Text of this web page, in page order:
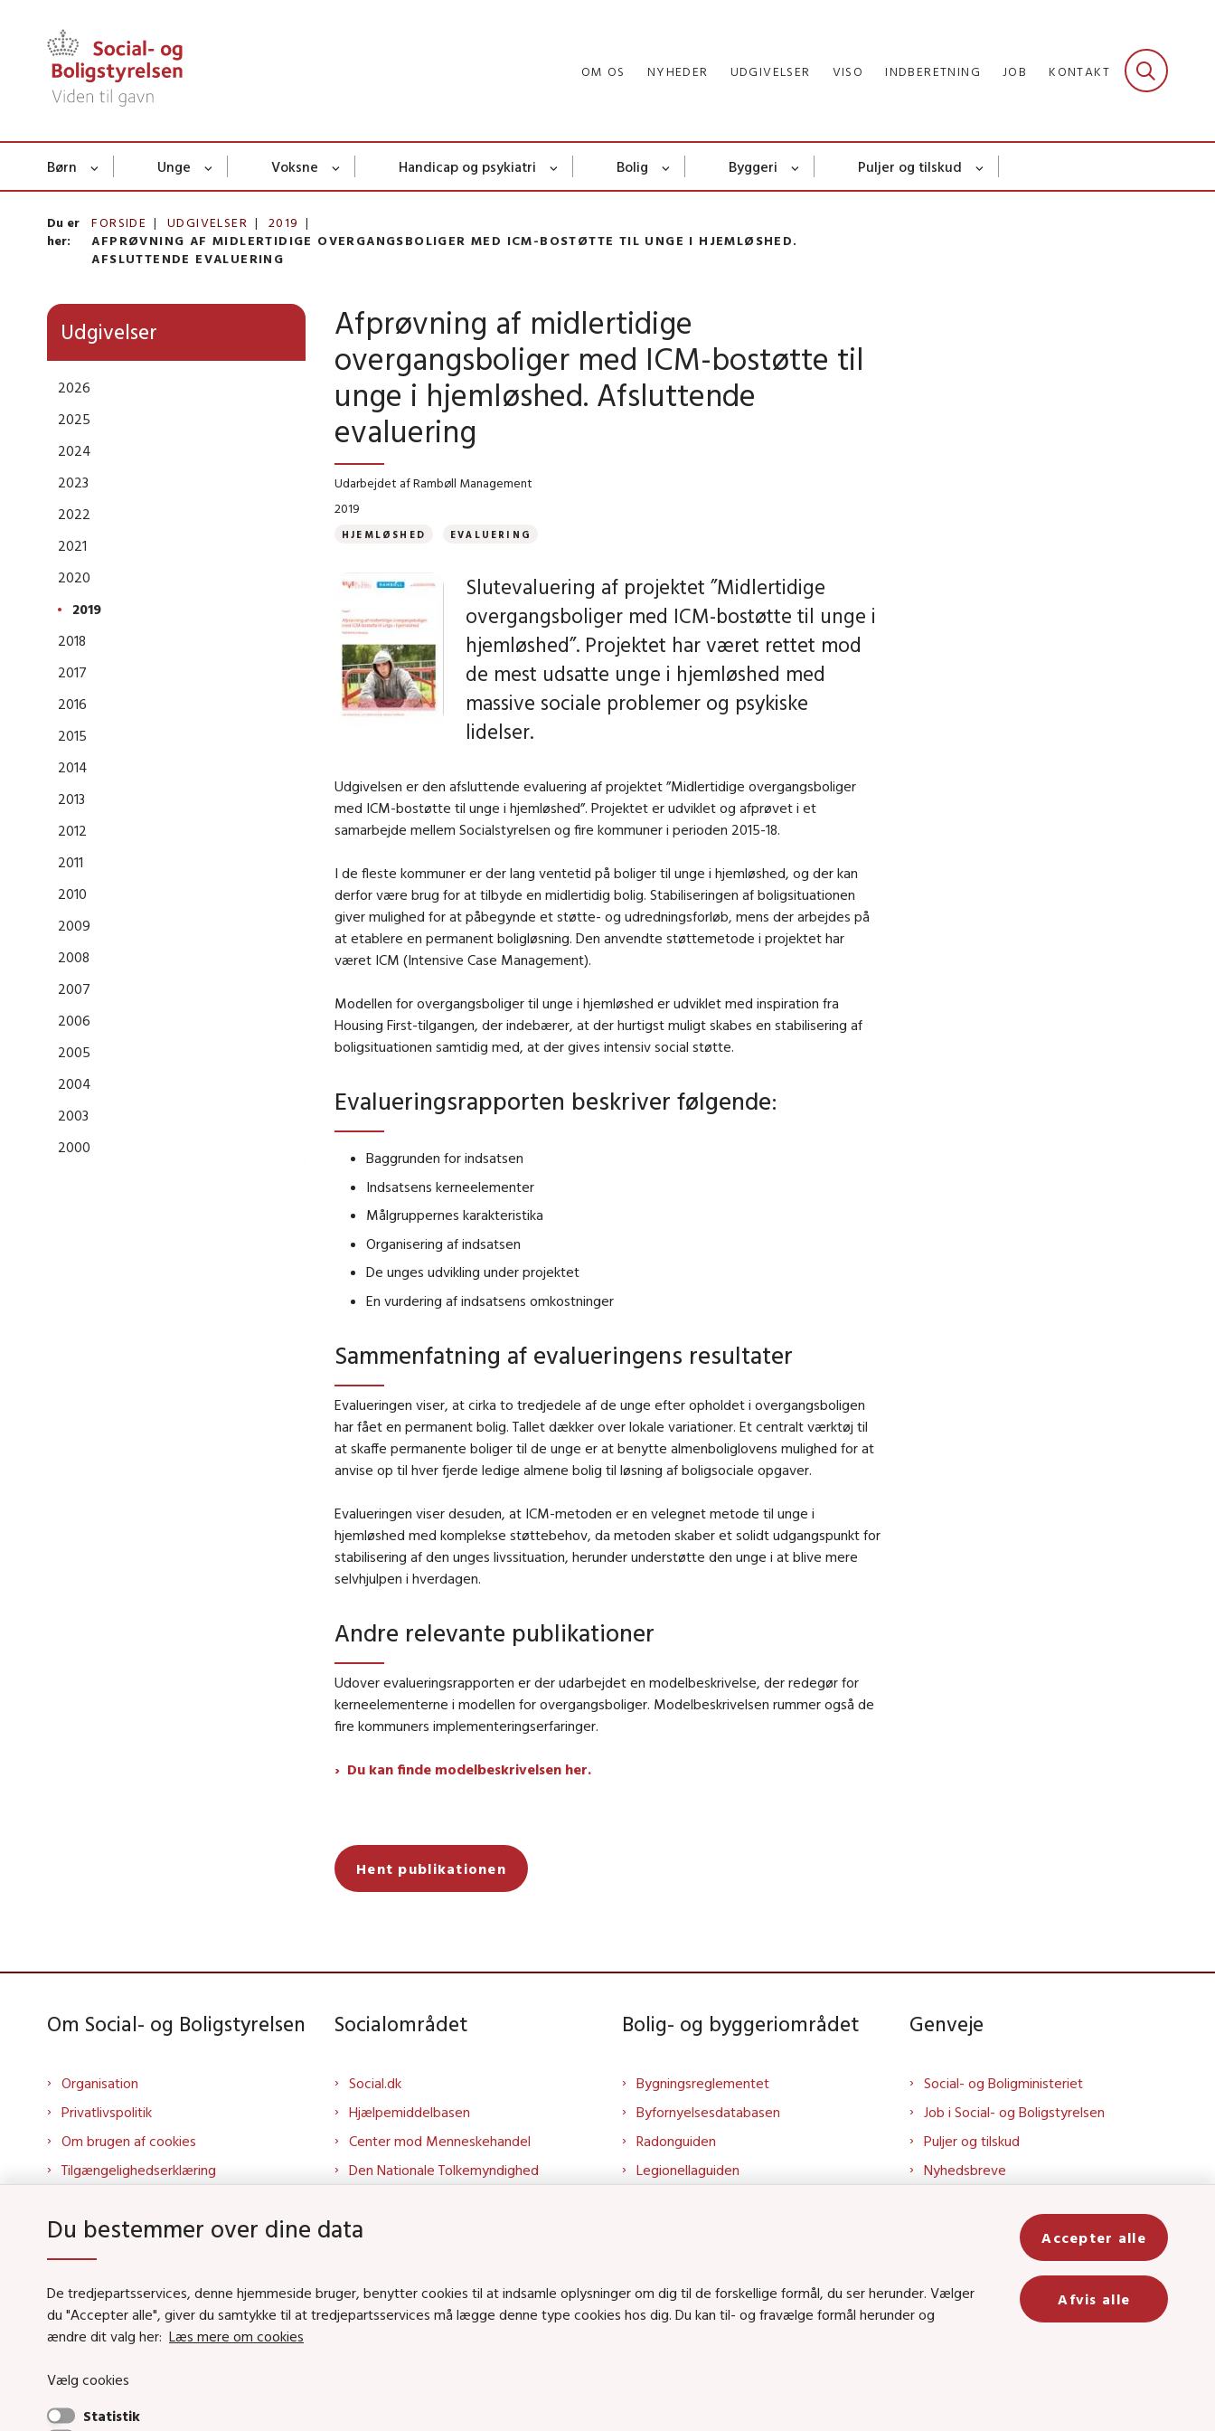
OM OS NYHEDER UDGIVELSER VISO INDBERETNING JOB KONTAKT
Børn Unge Voksne Handicap og psykiatri Bolig Byggeri Puljer og tilskud
Du er
her:
FORSIDE UDGIVELSER
2019
AFPRØVNING AF MIDLERTIDIGE OVERGANGSBOLIGER MED ICM-BOSTØTTE TIL UNGE I HJEMLØSHED.
AFSLUTTENDE EVALUERING
Udgivelser
2026
2025
2024
2023
2022
2021
2020
2019
2018
2017
2016
2015
2014
2013
2012
2011
2010
2009
2008
2007
2006
2005
2004
2003
2000
Afprøvning af midlertidige
overgangsboliger med ICM-bostøtte til
unge i hjemløshed. Afsluttende
evaluering
Udarbejdet af Rambøll Management
2019
HJEMLØSHED EVALUERING
Slutevaluering af projektet ”Midlertidige
overgangsboliger med ICM-bostøtte til unge i
hjemløshed”. Projektet har været rettet mod
de mest udsatte unge i hjemløshed med
massive sociale problemer og psykiske
lidelser.
Udgivelsen er den afsluttende evaluering af projektet ”Midlertidige overgangsboliger
med ICM-bostøtte til unge i hjemløshed”. Projektet er udviklet og afprøvet i et
samarbejde mellem Socialstyrelsen og fire kommuner i perioden 2015-18.
I de fleste kommuner er der lang ventetid på boliger til unge i hjemløshed, og der kan
derfor være brug for at tilbyde en midlertidig bolig. Stabiliseringen af boligsituationen
giver mulighed for at påbegynde et støtte- og udredningsforløb, mens der arbejdes på
at etablere en permanent boligløsning. Den anvendte støttemetode i projektet har
været ICM (Intensive Case Management).
Modellen for overgangsboliger til unge i hjemløshed er udviklet med inspiration fra
Housing First-tilgangen, der indebærer, at der hurtigst muligt skabes en stabilisering af
boligsituationen samtidig med, at der gives intensiv social støtte.
Evalueringsrapporten beskriver følgende:
Baggrunden for indsatsen
Indsatsens kerneelementer
Målgruppernes karakteristika
Organisering af indsatsen
De unges udvikling under projektet
En vurdering af indsatsens omkostninger
Sammenfatning af evalueringens resultater
Evalueringen viser, at cirka to tredjedele af de unge efter opholdet i overgangsboligen
har fået en permanent bolig. Tallet dækker over lokale variationer. Et centralt værktøj til
at skaffe permanente boliger til de unge er at benytte almenboliglovens mulighed for at
anvise op til hver fjerde ledige almene bolig til løsning af boligsociale opgaver.
Evalueringen viser desuden, at ICM-metoden er en velegnet metode til unge i
hjemløshed med komplekse støttebehov, da metoden skaber et solidt udgangspunkt for
stabilisering af den unges livssituation, herunder understøtte den unge i at blive mere
selvhjulpen i hverdagen.
Andre relevante publikationer
Udover evalueringsrapporten er der udarbejdet en modelbeskrivelse, der redegør for
kerneelementerne i modellen for overgangsboliger. Modelbeskrivelsen rummer også de
fire kommuners implementeringserfaringer.
Du kan finde modelbeskrivelsen her.
Hent publikationen
Om Social- og Boligstyrelsen
Organisation
Privatlivspolitik
Om brugen af cookies
Tilgængelighedserklæring
Kontakt os
Whistleblowerordning
About us
Socialområdet
Social.dk
Hjælpemiddelbasen
Center mod Menneskehandel
Den Nationale Tolkemyndighed
Tolkeportalen
Socialområdet på YouTube
Podcasts på SoundCloud
Bolig- og byggeriområdet
Bygningsreglementet
Byfornyelsesdatabasen
Radonguiden
Legionellaguiden
Bolig og byggeri på LinkedIn
Bolig og byggeri på YouTube
Genveje
Social- og Boligministeriet
Job i Social- og Boligstyrelsen
Puljer og tilskud
Nyhedsbreve
Social- og Boligstyrelsens nyheder
som RSS feed
Du bestemmer over dine data
De tredjepartsservices, denne hjemmeside bruger, benytter cookies til at indsamle oplysninger om dig til de forskellige formål, du ser herunder. Vælger
du "Accepter alle", giver du samtykke til at tredjepartsservices må lægge denne type cookies hos dig. Du kan til- og fravælge formål herunder og
ændre dit valg her: Læs mere om cookies
Vælg cookies
Statistik
Accepter alle
Afvis alle